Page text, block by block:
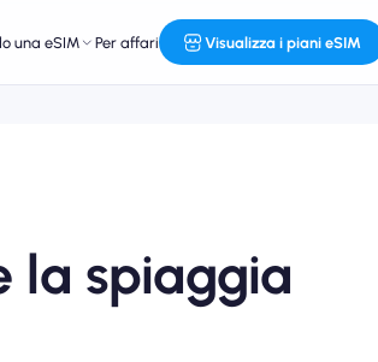
una eSIM Per affari Visualizza i piani eSIM
la spiaggia